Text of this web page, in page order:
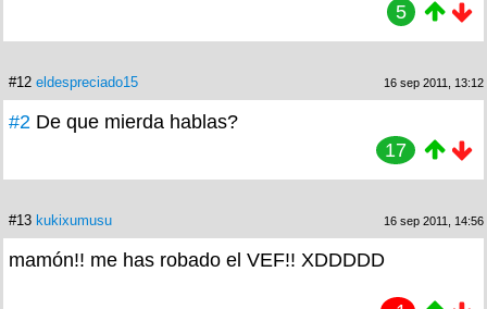
5
#12 eldespreciado15 16 sep 2011, 13:12
#2 De que mierda hablas?
17
#13 kukixumusu 16 sep 2011, 14:56
mamón!! me has robado el VEF!! XDDDDD